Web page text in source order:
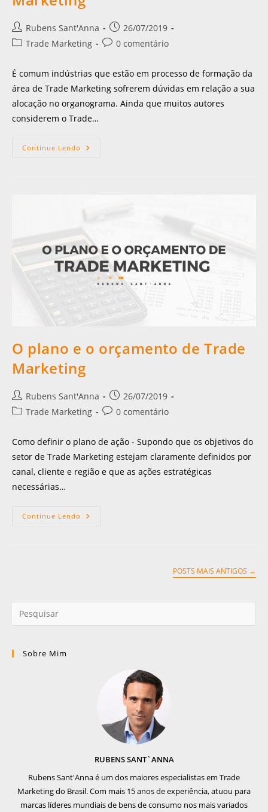
Rubens Sant'Anna
26/07/2019
Trade Marketing
0 comentário
É comum indústrias que estão em processo de formação da
área de Trade Marketing sofrerem dúvidas em relação a sua
alocação no organograma. Ainda que muitos autores
considerem o Trade…
Continue Lendo
O plano e o orçamento de Trade
Marketing
Rubens Sant'Anna
26/07/2019
Trade Marketing
0 comentário
Como definir o plano de ação - Supondo que os objetivos do
setor de Trade Marketing estejam claramente definidos por
canal, cliente e região e que as ações estratégicas
necessárias…
Continue Lendo
POSTS MAIS ANTIGOS →
Sobre Mim
RUBENS SANT`ANNA
Rubens Sant'Anna é um dos maiores especialistas em Trade
Marketing do Brasil. Com mais 15 anos de experiência, atuou para
marcas líderes mundiais de bens de consumo nos mais variados